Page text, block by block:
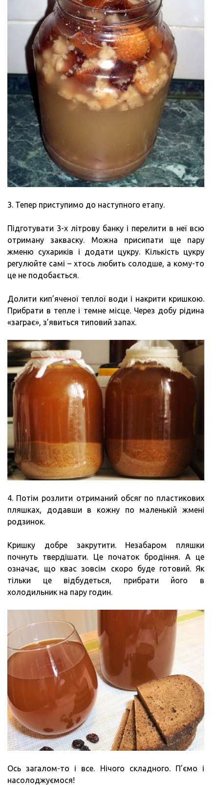
3. Тепер приступимо до наступного етапу.
Підготувати 3-х літрову банку і перелити в неї всю
отриману закваску. Можна присипати ще пару
жменю сухариків і додати цукру. Кількість цукру
регулюйте самі – хтось любить солодше, а кому-то
це не подобається.
Долити кип’яченої теплої води і накрити кришкою.
Прибрати в тепле і темне місце. Через добу рідина
«заграє», з’явиться типовий запах.
4. Потім розлити отриманий обсяг по пластикових
пляшках, додавши в кожну по маленькій жмені
родзинок.
Кришку добре закрутити. Незабаром пляшки
почнуть твердішати. Це початок бродіння. А це
означає, що квас зовсім скоро буде готовий. Як
тільки це відбудеться, прибрати його в
холодильник на пару годин.
Ось загалом-то і все. Нічого складного. П’ємо і
насолоджуємося!